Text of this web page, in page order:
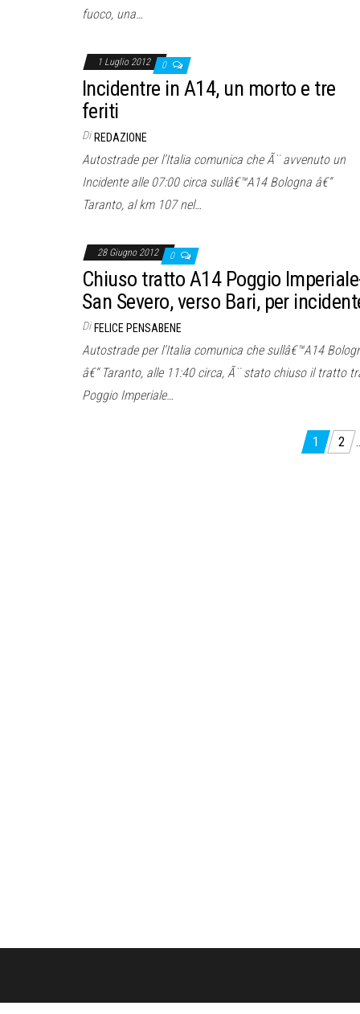
fuoco, una…
1 Luglio 2012 0
Incidentre in A14, un morto e tre
feriti
Di REDAZIONE
Autostrade per l’Italia comunica che Ã¨ avvenuto un
Incidente alle 07:00 circa sullâ€™A14 Bologna â€“
Taranto, al km 107 nel…
28 Giugno 2012 0
Chiuso tratto A14 Poggio
San Severo, verso Bari, per
Di FELICE PENSABENE
Autostrade per l’Italia comunica che sullâ€™A14
â€“ Taranto, alle 11:40 circa, Ã¨ stato chiuso il tratto
Poggio Imperiale…
1 2